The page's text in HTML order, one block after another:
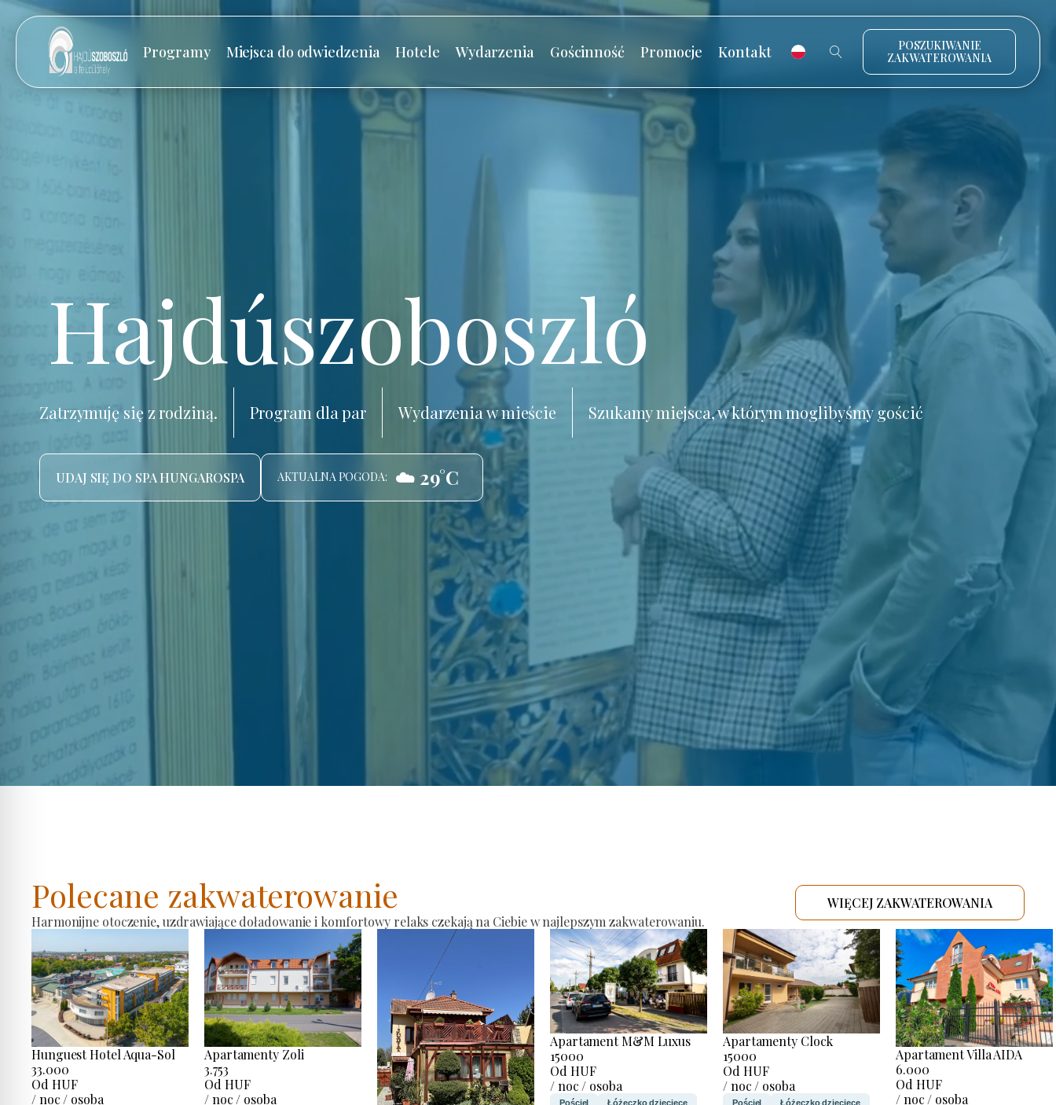
Programy Miejsca do odwiedzenia Hotele Wydarzenia Gościnność Promocje Kontakt
POSZUKIWANIE
ZAKWATEROWANIA
Hajdúszoboszló
Zatrzymuję się z rodziną. Program dla par Wydarzenia w mieście Szukamy miejsca, w którym moglibyśmy gościć
UDAJ SIĘ DO SPA HUNGAROSPA AKTUALNA POGODA: ☁️ 29°C
Polecane zakwaterowanie
Harmonijne otoczenie, uzdrawiające doładowanie i komfortowy relaks czekają na Ciebie w najlepszym zakwaterowaniu.
WIĘCEJ ZAKWATEROWANIA
Hunguest Hotel Aqua-Sol
33.000
Od HUF
/ noc / osoba
Apartamenty Zoli
3.753
Od HUF
/ noc / osoba
Apartament M&M Luxus
15000
Od HUF
/ noc / osoba
Pościel Łóżeczko dziecięce
Apartamenty Clock
15000
Od HUF
/ noc / osoba
Pościel Łóżeczko dziecięce
Apartament Villa AIDA
6.000
Od HUF
/ noc / osoba